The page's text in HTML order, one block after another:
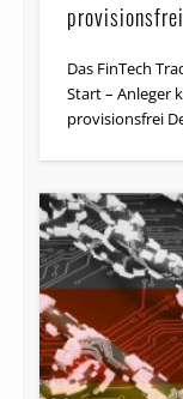
Das FinTech
Start – Anleger
provisionsfrei